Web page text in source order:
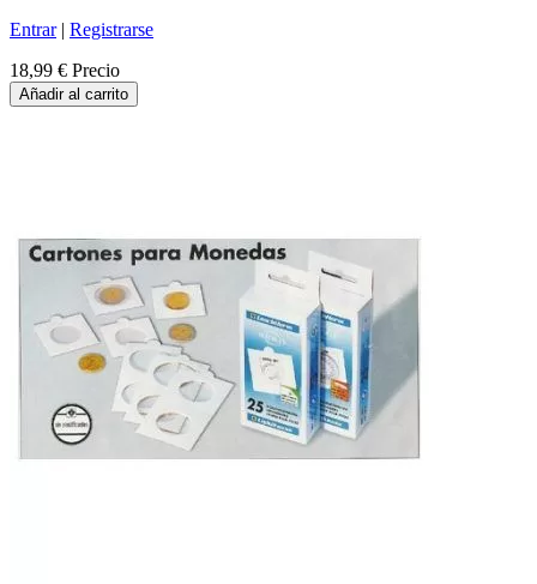
Entrar| Registrarse
18,99 € Precio
Añadir al carrito